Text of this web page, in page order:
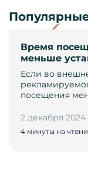
Время
меньше
Если во
посещения
2 декабря 2024
4 минуты на